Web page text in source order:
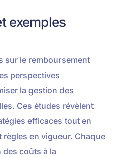
exemples
sur le remboursement
perspectives
la gestion des
Ces études révèlent
efficaces tout en
règles en vigueur. Chaque
coûts à la